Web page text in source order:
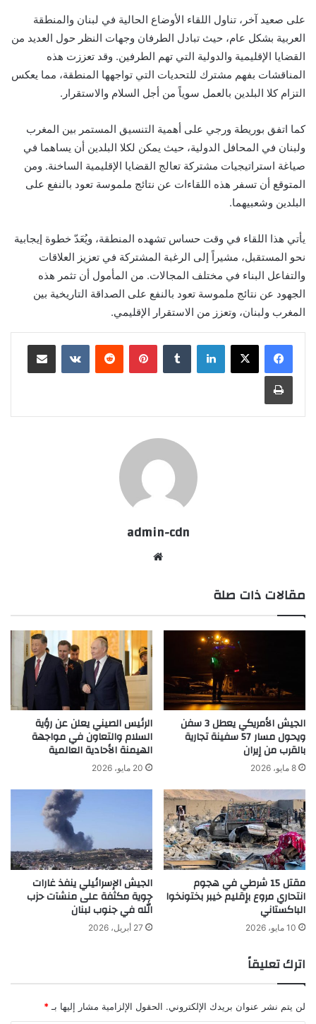
على صعيد آخر، تناول اللقاء الأوضاع الحالية في لبنان والمنطقة
العربية بشكل عام، حيث تبادل الطرفان وجهات النظر حول العديد من
القضايا الإقليمية والدولية التي تهم الطرفين. وقد تعززت هذه
المناقشات بفهم مشترك للتحديات التي تواجهها المنطقة، مما يعكس
التزام كلا البلدين بالعمل سوياً من أجل السلام والاستقرار.
كما اتفق بوريطة ورجي على أهمية التنسيق المستمر بين المغرب
ولبنان في المحافل الدولية، حيث يمكن لكلا البلدين أن يساهما في
صياغة استراتيجيات مشتركة تعالج القضايا الإقليمية الساخنة. ومن
المتوقع أن تسفر هذه اللقاءات عن نتائج ملموسة تعود بالنفع على
البلدين وشعبيهما.
يأتي هذا اللقاء في وقت حساس تشهده المنطقة، ويُعَدّ خطوة إيجابية
نحو المستقبل، مشيراً إلى الرغبة المشتركة في تعزيز العلاقات
والتفاعل البناء في مختلف المجالات. من المأمول أن تثمر هذه
الجهود عن نتائج ملموسة تعود بالنفع على الصداقة التاريخية بين
المغرب ولبنان، وتعزز من الاستقرار الإقليمي.
لينكدإن بينتيريست مشاركة عبر البريد
طباعة
admin-cdn
مقالات ذات صلة
الجيش الأمريكي يعطل 3 سفن
ويحول مسار 57 سفينة تجارية
بالقرب من إيران
8 مايو، 2026
الرئيس الصيني يعلن عن رؤية
السلام والتعاون في مواجهة
الهيمنة الأحادية العالمية
20 مايو، 2026
مقتل 15 شرطي في هجوم
انتحاري مروع بإقليم خيبر بختونخوا
الباكستاني
10 مايو، 2026
الجيش الإسرائيلي ينفذ غارات
جوية مكثفة على منشآت حزب
الله في جنوب لبنان
27 أبريل، 2026
اترك تعليقاً
لن يتم نشر عنوان بريدك الإلكتروني. الحقول الإلزامية مشار إليها بـ *